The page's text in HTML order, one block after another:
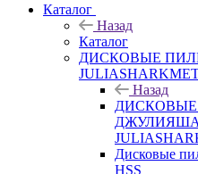
Каталог
Назад
Каталог
ДИСКОВЫЕ
Назад
Дисковые
HSS